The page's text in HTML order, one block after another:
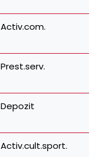
Activ.com.
Prest.serv.
Depozit
Activ.cult.sport.